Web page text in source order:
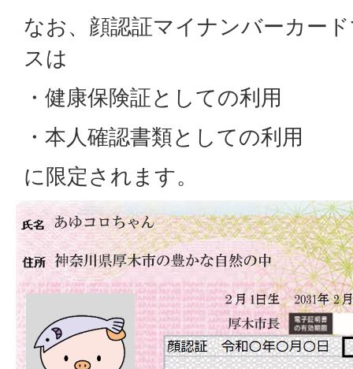
なお、顔認証マイナンバーカー
スは
・健康保険証としての利用
・本人確認書類としての利用
に限定されます。